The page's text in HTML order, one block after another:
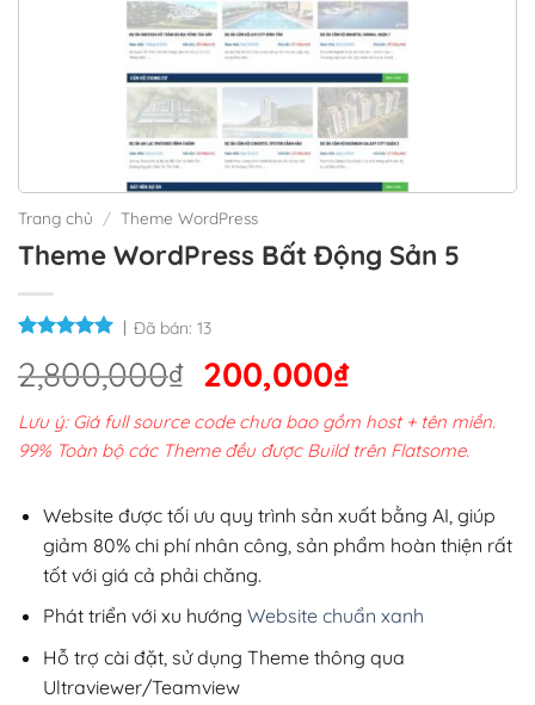
Trang chủ / Theme WordPress
Theme WordPress Bất Động Sản 5
Đã bán: 13
2,800,000₫ Giá
gốc
là:
2,800,000₫.
200,000₫Giá
hiện
tại
200,000₫.
Lưu ý: Giá full source code chưa bao gồm host + tên miền.
99% Toàn bộ các Theme đều được Build trên Flatsome.
Website được tối ưu quy trình sản xuất bằng AI, giúp
giảm 80% chi phí nhân công, sản phẩm hoàn thiện rất
tốt với giá cả phải chăng.
Phát triển với xu hướng Website chuẩn xanh
Hỗ trợ cài đặt, sử dụng Theme thông qua
Ultraviewer/Teamview